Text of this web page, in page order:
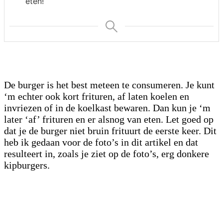
De burger is het best meteen te consumeren. Je kunt
‘m echter ook kort frituren, af laten koelen en
invriezen of in de koelkast bewaren. Dan kun je ‘m
later ‘af’ frituren en er alsnog van eten. Let goed op
dat je de burger niet bruin frituurt de eerste keer. Dit
heb ik gedaan voor de foto’s in dit artikel en dat
resulteert in, zoals je ziet op de foto’s, erg donkere
kipburgers.